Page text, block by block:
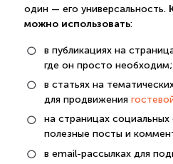
один — его универсальность.
можно использовать:
в публикациях на
где он просто необходим;
в статьях на
для продвижения
на страницах
полезные посты и
в email-рассылках для